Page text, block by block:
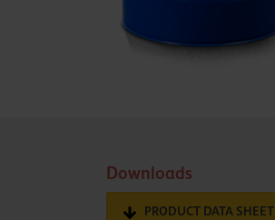
Downloads
PRODUCT DATA SHEET